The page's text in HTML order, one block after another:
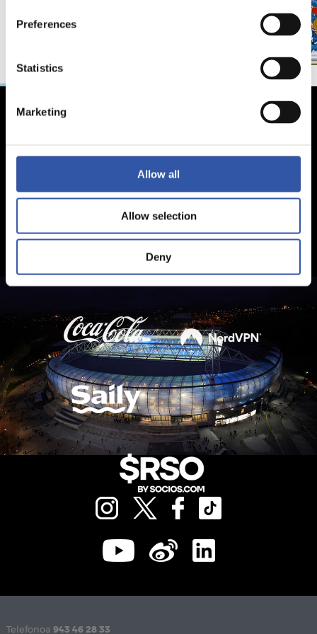
Preferences
Statistics
Marketing
Allow all
Allow selection
Deny
Telefonoa 943 46 28 33